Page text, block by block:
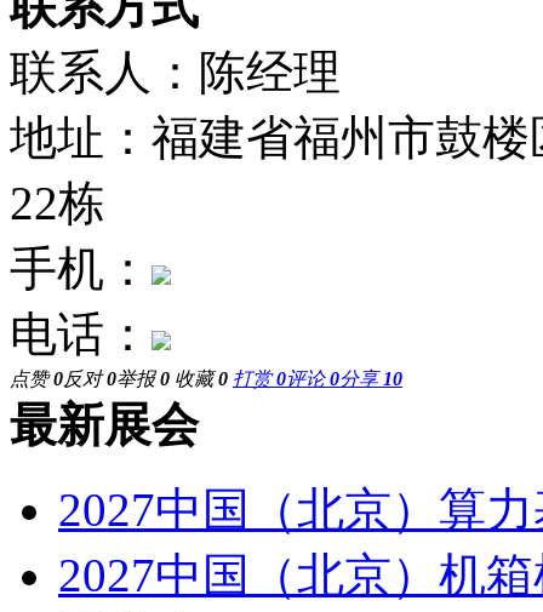
联系人：陈经理
地址：福建省福州市鼓
22栋
手机：
电话：
点赞0反对0举报0 收藏0 打赏0评论0分享 10
最新展会
2027中国（北京）算
2027中国（北京）机